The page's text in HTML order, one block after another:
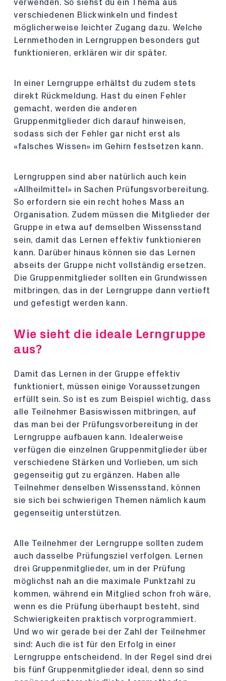
verwenden. So siehst du ein Thema aus
verschiedenen Blickwinkeln und findest
möglicherweise leichter Zugang dazu. Welche
Lernmethoden in Lerngruppen besonders gut
funktionieren, erklären wir dir später.
In einer Lerngruppe erhältst du zudem stets
direkt Rückmeldung. Hast du einen Fehler
gemacht, werden die anderen
Gruppenmitglieder dich darauf hinweisen,
sodass sich der Fehler gar nicht erst als
«falsches Wissen» im Gehirn festsetzen kann.
Lerngruppen sind aber natürlich auch kein
«Allheilmittel» in Sachen Prüfungsvorbereitung.
So erfordern sie ein recht hohes Mass an
Organisation. Zudem müssen die Mitglieder der
Gruppe in etwa auf demselben Wissensstand
sein, damit das Lernen effektiv funktionieren
kann. Darüber hinaus können sie das Lernen
abseits der Gruppe nicht vollständig ersetzen.
Die Gruppenmitglieder sollten ein Grundwissen
mitbringen, das in der Lerngruppe dann vertieft
und gefestigt werden kann.
Wie sieht die ideale Lerngruppe
aus?
Damit das Lernen in der Gruppe effektiv
funktioniert, müssen einige Voraussetzungen
erfüllt sein. So ist es zum Beispiel wichtig, dass
alle Teilnehmer Basiswissen mitbringen, auf
das man bei der Prüfungsvorbereitung in der
Lerngruppe aufbauen kann. Idealerweise
verfügen die einzelnen Gruppenmitglieder über
verschiedene Stärken und Vorlieben, um sich
gegenseitig gut zu ergänzen. Haben alle
Teilnehmer denselben Wissensstand, können
sie sich bei schwierigen Themen nämlich kaum
gegenseitig unterstützen.
Alle Teilnehmer der Lerngruppe sollten zudem
auch dasselbe Prüfungsziel verfolgen. Lernen
drei Gruppenmitglieder, um in der Prüfung
möglichst nah an die maximale Punktzahl zu
kommen, während ein Mitglied schon froh wäre,
wenn es die Prüfung überhaupt besteht, sind
Schwierigkeiten praktisch vorprogrammiert.
Und wo wir gerade bei der Zahl der Teilnehmer
sind: Auch die ist für den Erfolg in einer
Lerngruppe entscheidend. In der Regel sind drei
bis fünf Gruppenmitglieder ideal, denn so sind